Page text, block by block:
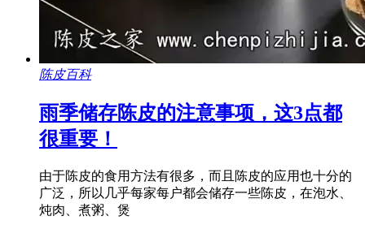
陈皮百科
雨季储存陈皮的注意事项，这3点都
很重要！
由于陈皮的食用方法有很多，而且陈皮的应用也十分的
广泛，所以几乎每家每户都会储存一些陈皮，在泡水、
炖肉、煮粥、煲